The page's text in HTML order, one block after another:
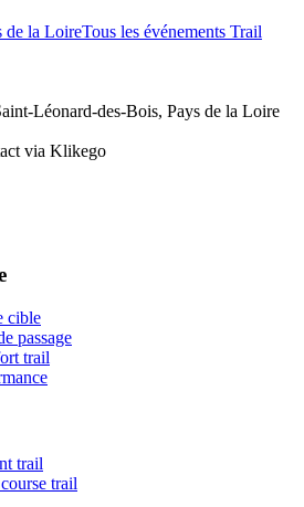
de la LoireTous les événements Trail
Léonard-des-Bois, Pays de la Loire
via Klikego
cible
passage
trail
trail
trail